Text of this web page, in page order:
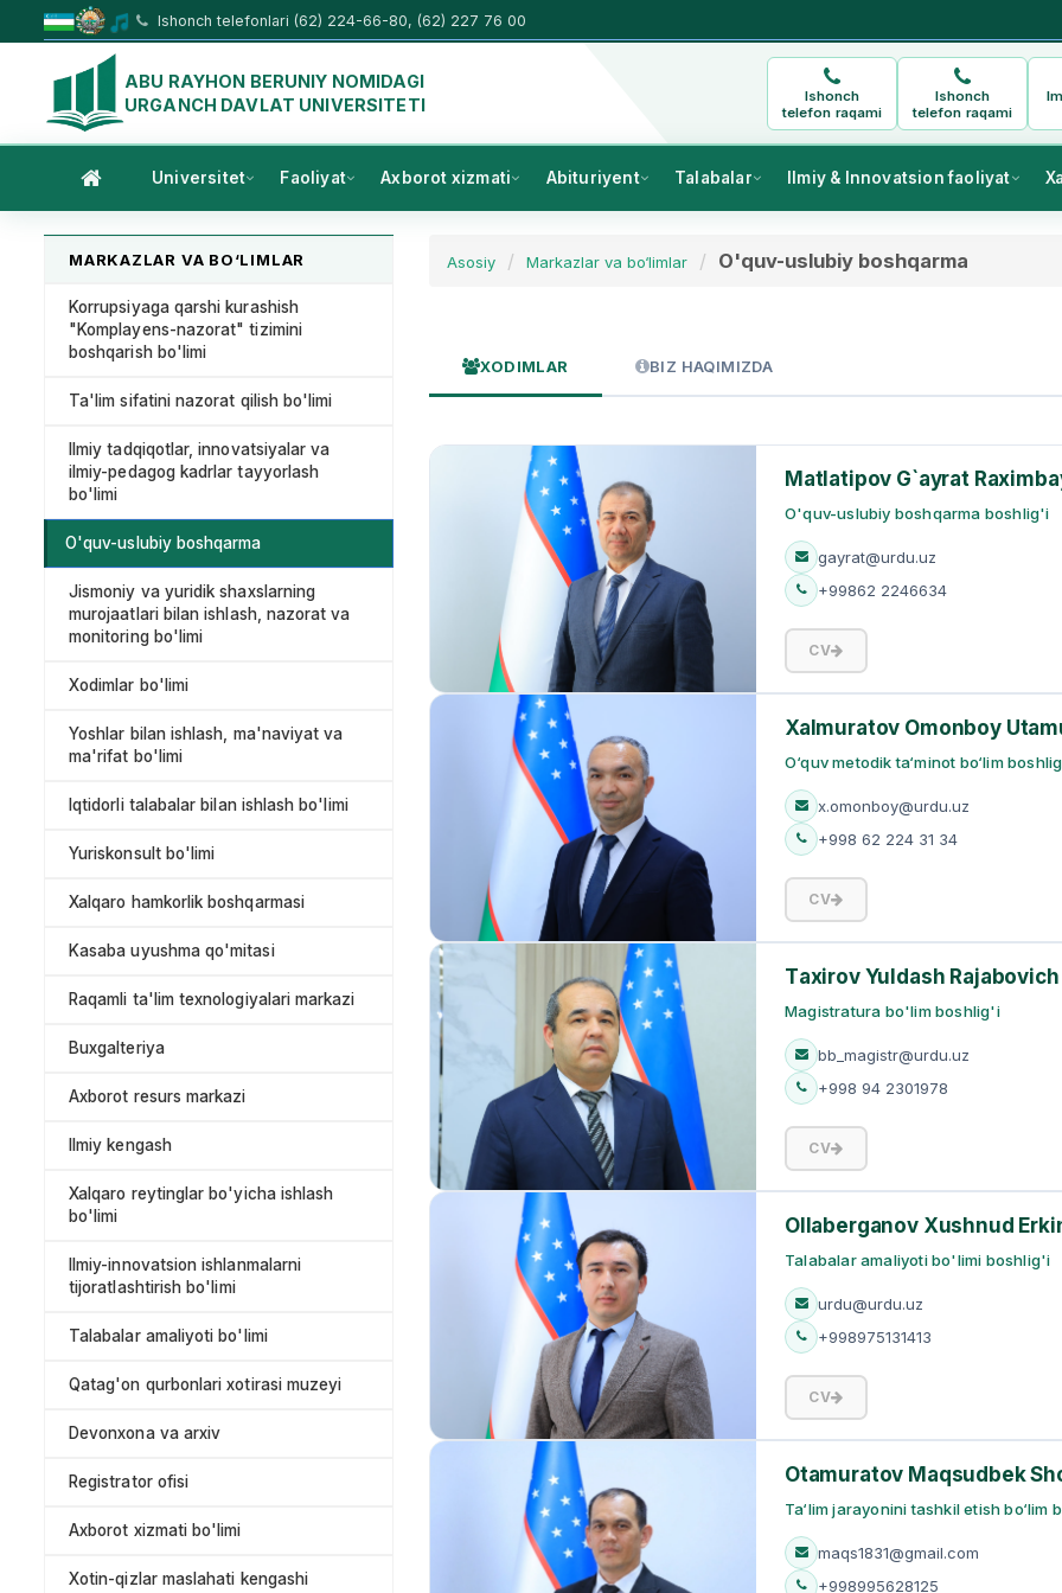
Ishonch telefonlari (62) 224-66-80, (62) 227 76 00
ABU RAYHON BERUNIY NOMIDAGI
URGANCH DAVLAT UNIVERSITETI
Ishonch
telefon raqami
Ishonch
telefon raqami
Universitet Faoliyat Axborot xizmati Abituriyent Talabalar Ilmiy & Innovatsion faoliyat
Asosiy Markazlar va bo‘limlar O'quv-uslubiy boshqarma
XODIMLAR BIZ HAQIMIZDA
Matlatipov G`ayrat
O'quv-uslubiy boshqarma boshlig'i
gayrat@urdu.uz
+99862 2246634
CV
Xalmuratov Omonboy
O‘quv metodik ta‘minot bo‘lim
x.omonboy@urdu.uz
+998 62 224 31 34
CV
Tахirov Yuldash Rajabovich
Magistratura bo'lim boshlig'i
bb_magistr@urdu.uz
+998 94 2301978
CV
Ollaberganov Xushnud
Talabalar amaliyoti bo'limi boshlig'i
urdu@urdu.uz
+998975131413
CV
Otamuratov Maqsudbek
Ta‘lim jarayonini tashkil etish
maqs1831@gmail.com
+998995628125
MARKAZLAR VA BO‘LIMLAR
Korrupsiyaga qarshi kurashish
"Komplayens-nazorat" tizimini
boshqarish bo'limi
Ta'lim sifatini nazorat qilish bo'limi
Ilmiy tadqiqotlar, innovatsiyalar va
ilmiy-pedagog kadrlar tayyorlash
bo'limi
O'quv-uslubiy boshqarma
Jismoniy va yuridik shaxslarning
murojaatlari bilan ishlash, nazorat va
monitoring bo'limi
Xodimlar bo'limi
Yoshlar bilan ishlash, ma'naviyat va
ma'rifat bo'limi
Iqtidorli talabalar bilan ishlash bo'limi
Yuriskonsult bo'limi
Xalqaro hamkorlik boshqarmasi
Kasaba uyushma qo'mitasi
Raqamli ta'lim texnologiyalari markazi
Buxgalteriya
Axborot resurs markazi
Ilmiy kengash
Xalqaro reytinglar bo'yicha ishlash
bo'limi
Ilmiy-innovatsion ishlanmalarni
tijoratlashtirish bo'limi
Talabalar amaliyoti bo'limi
Qatag'on qurbonlari xotirasi muzeyi
Devonxona va arxiv
Registrator ofisi
Axborot xizmati bo'limi
Xotin-qizlar maslahati kengashi